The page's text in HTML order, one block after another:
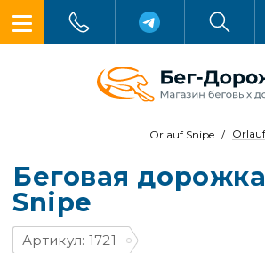
Orlauf
Orlauf Snipe
Беговая
Snipe
Артикул: 1721